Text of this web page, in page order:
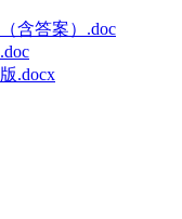
含答案）.doc
.docx